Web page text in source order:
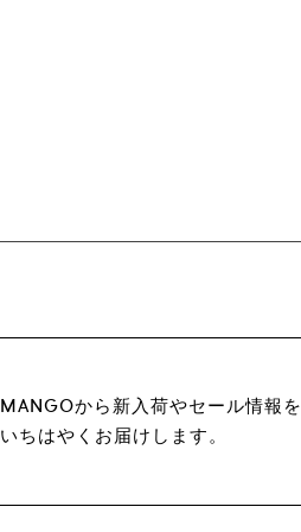
MANGOから新入荷やセール情報を
いちはやくお届けします。